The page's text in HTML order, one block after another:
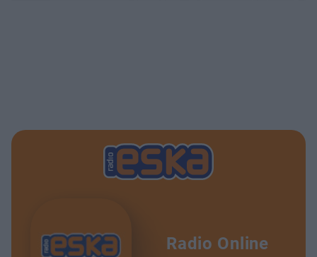
Radio Online